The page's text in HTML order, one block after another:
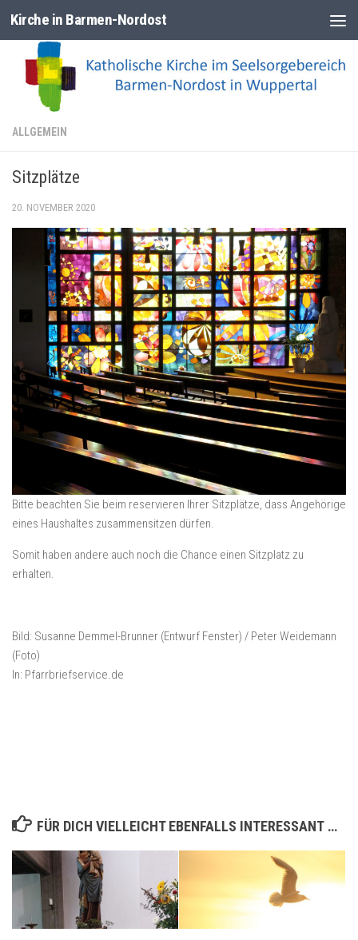
Zum Inhalt springen
Kirche in Barmen-Nordost
ALLGEMEIN
Sitzplätze
20. NOVEMBER 2020
Bitte beachten Sie beim reservieren Ihrer Sitzplätze, dass Angehörige
eines Haushaltes zusammensitzen dürfen.
Somit haben andere auch noch die Chance einen Sitzplatz zu
erhalten.
Bild: Susanne Demmel-Brunner (Entwurf Fenster) / Peter Weidemann
(Foto)
In: Pfarrbriefservice.de
FÜR DICH VIELLEICHT EBENFALLS INTERESSANT …